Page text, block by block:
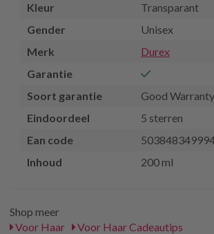
Kleur
Transparant
Gender
Unisex
Merk
Durex
Garantie
Soort garantie
Good
Eindoordeel
5 sterren
Ean code
Inhoud
200 ml
Shop meer
Voor Haar
Voor Haar Cadeautips